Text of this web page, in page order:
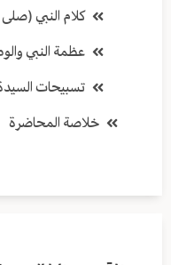
كلام النبي
عظمة النبي
تسبيحات السيدة
خلاصة المحاضرة